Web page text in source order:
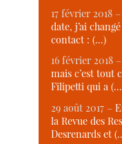
17 février 2018
date, j’ai
contact : (…)
16 février 2018
mais c’est tout
Filipetti qui a
29 août 2017 –
la Revue des
Desrenards et